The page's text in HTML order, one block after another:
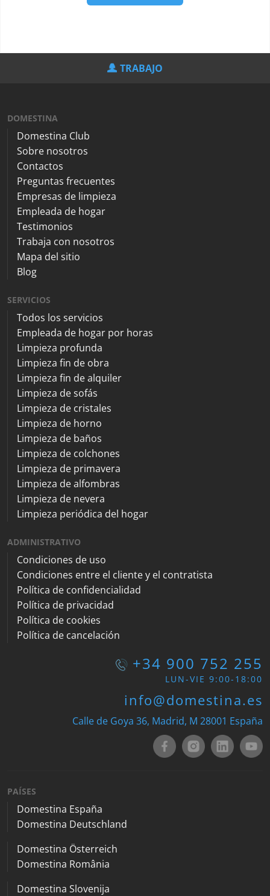
TRABAJO
DOMESTINA
Domestina Club
Sobre nosotros
Contactos
Preguntas frecuentes
Empresas de limpieza
Empleada de hogar
Testimonios
Trabaja con nosotros
Mapa del sitio
Blog
SERVICIOS
Todos los servicios
Empleada de hogar por horas
Limpieza profunda
Limpieza fin de obra
Limpieza fin de alquiler
Limpieza de sofás
Limpieza de cristales
Limpieza de horno
Limpieza de baños
Limpieza de colchones
Limpieza de primavera
Limpieza de alfombras
Limpieza de nevera
Limpieza periódica del hogar
ADMINISTRATIVO
Condiciones de uso
Condiciones entre el cliente y el contratista
Política de confidencialidad
Política de privacidad
Política de cookies
Política de cancelación
+34 900 752 255
LUN-VIE 9:00-18:00
info@domestina.es
Calle de Goya 36, Madrid, M 28001 España
PAÍSES
Domestina España
Domestina Deutschland
Domestina Österreich
Domestina România
Domestina Slovenija